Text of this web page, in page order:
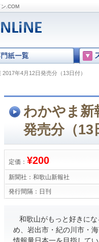
.COM
2017年4月12日発売分（13日付）
わかやま新
発売分（13
定価： ¥200
新聞社： 和歌山新報社
発行間隔： 日刊
和歌山がもっと好きに
め、岩出市・紀の川市・
情報量日本一を目指して